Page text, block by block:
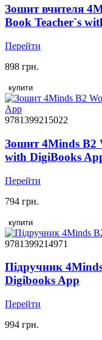
Зошит вчителя
Book Teacher`s
Перейти
898 грн.
купити
9781399215022
Зошит 4Minds B2
with DigiBooks
Перейти
794 грн.
купити
9781399214971
Підручник
Digibooks App
Перейти
994 грн.